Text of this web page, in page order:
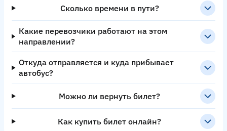
Сколько времени в пути?
Какие перевозчики работают на этом
направлении?
Откуда отправляется и куда прибывает
автобус?
Можно ли вернуть билет?
Как купить билет онлайн?